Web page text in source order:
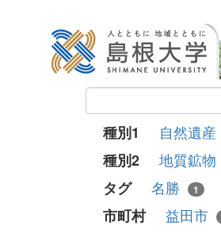
種別1 自然遺産
種別2 地質鉱物
タグ 名勝 1
市町村
益田市